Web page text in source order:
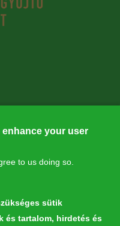
your user
to us doing so.
sütik
és tartalom, hirdetés és